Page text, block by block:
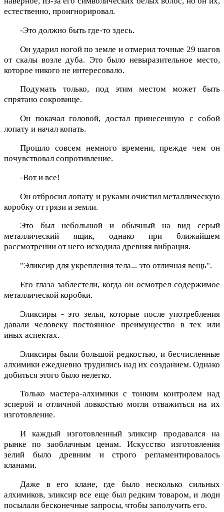
естественно, проигнорировал.
-Это должно быть где-то здесь.
Он ударил ногой по земле и отмерил точные 29 шагов
от скалы возле дуба. Это было невыразительное место,
которое никого не интересовало.
Подумать только, под этим местом может быть
спрятано сокровище.
Он покачал головой, достал принесенную с собой
лопату и начал копать.
Прошло совсем немного времени, прежде чем он
почувствовал сопротивление.
-Вот и все!
Он отбросил лопату и руками очистил металлическую
коробку от грязи и земли.
Это был небольшой и обычный на вид серый
металлический ящик, однако при ближайшем
рассмотрении от него исходила древняя вибрация.
"Эликсир для укрепления тела... это отличная вещь".
Его глаза заблестели, когда он осмотрел содержимое
металлической коробки.
Эликсиры - это зелья, которые после употребления
давали человеку постоянное преимущество в тех или
иных аспектах.
Эликсиры были большой редкостью, и бесчисленные
алхимики ежедневно трудились над их созданием. Однако
добиться этого было нелегко.
Только мастера-алхимики с тонким контролем над
эсперой и отличной ловкостью могли отважиться на их
изготовление.
И каждый изготовленный эликсир продавался на
рынке по заоблачным ценам. Искусство изготовления
зелий было древним и строго регламентировалось
кланами.
Даже в его клане, где было несколько сильных
алхимиков, эликсир все еще был редким товаром, и люди
посылали бесконечные запросы, чтобы заполучить его.